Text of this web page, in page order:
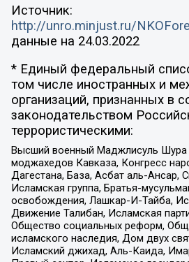
Источник:
http://unro.minjust.ru/
данные на 24.03.2022
* Единый федеральный
том числе иностранных и
организаций, признанных в
законодательством
террористическими:
Высший военный Маджлисуль Шура
моджахедов Кавказа, Конгресс
Дагестана, База, Асбат аль-Ансар,
Исламская группа, Братья-
освобождения, Лашкар-И-Тайба,
Движение Талибан, Исламская
Общество социальных реформ,
исламского наследия, Дом двух
Исламский джихад, Аль-Каида,